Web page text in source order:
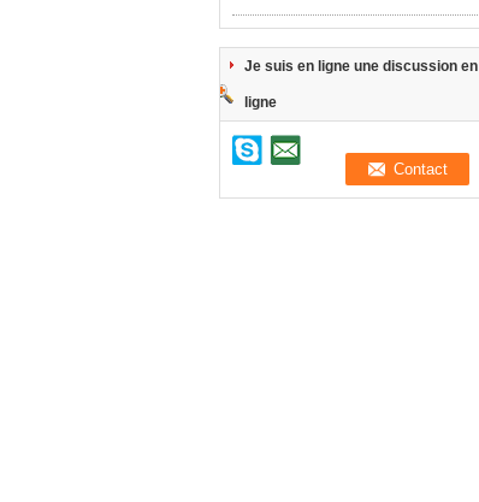
Je suis en ligne une discussion en
ligne